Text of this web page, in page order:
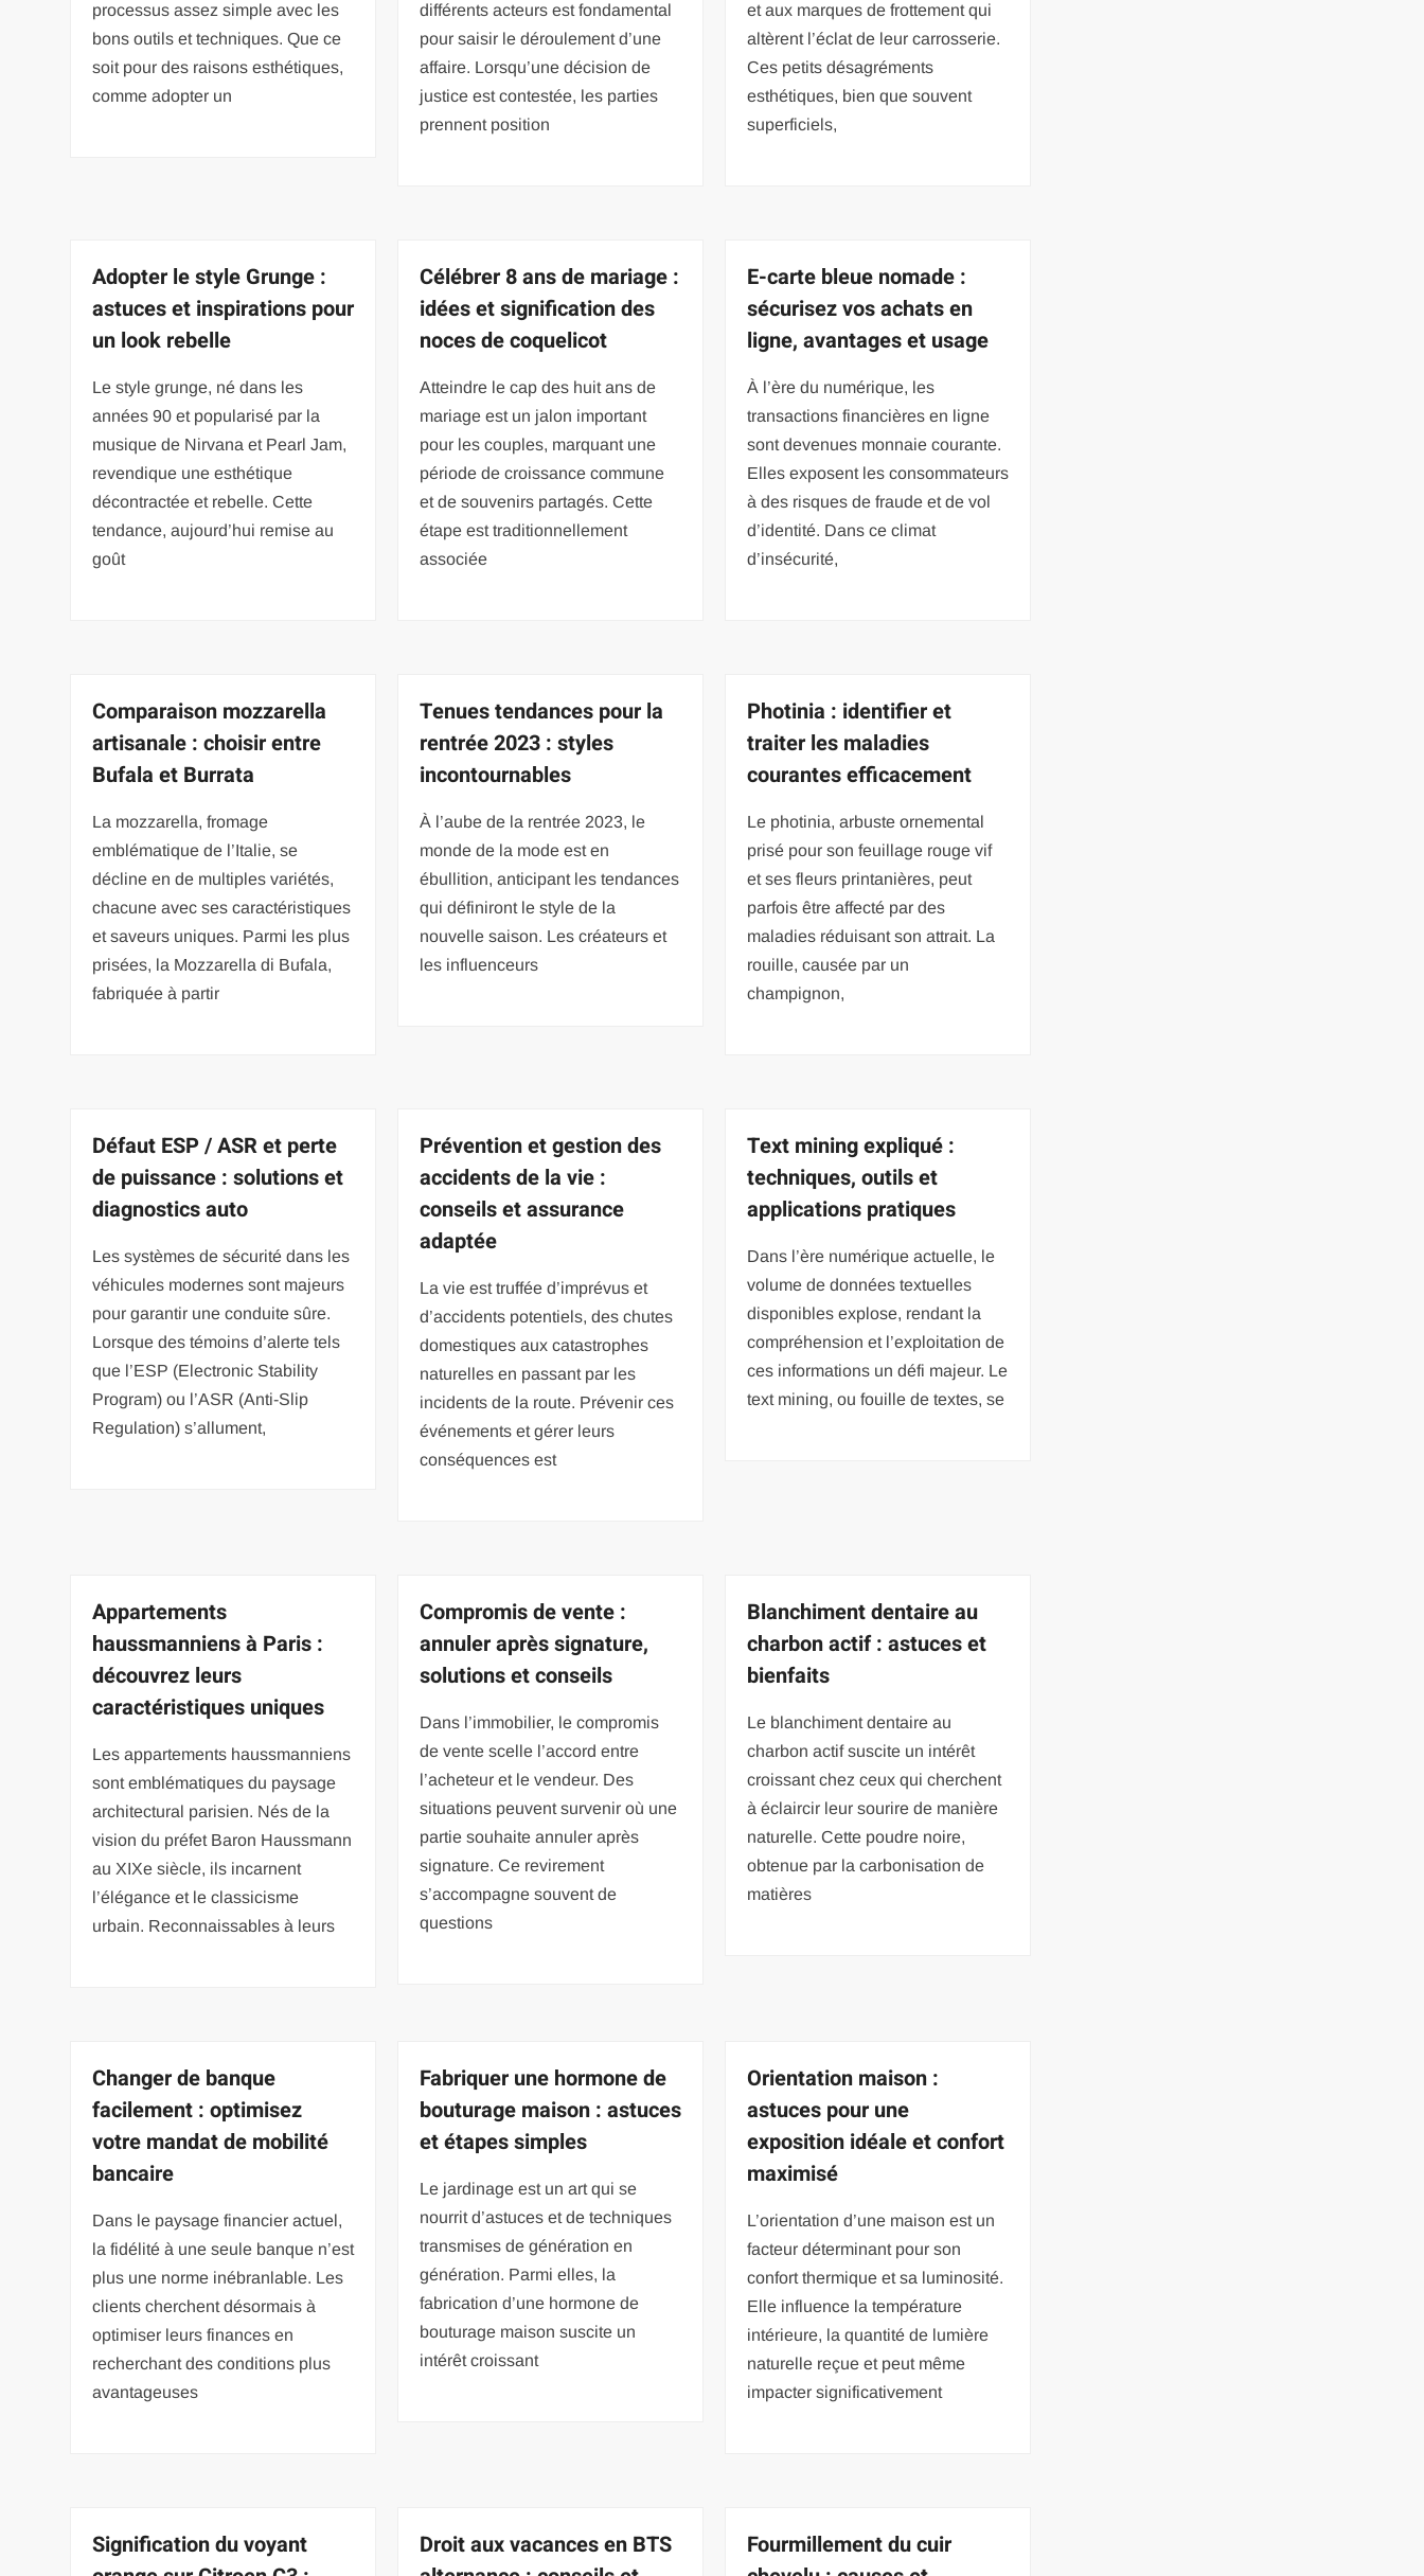
processus assez simple avec les
bons outils et techniques. Que ce
soit pour des raisons esthétiques,
comme adopter un
différents acteurs est fondamental
pour saisir le déroulement d’une
affaire. Lorsqu’une décision de
justice est contestée, les parties
prennent position
et aux marques de frottement qui
altèrent l’éclat de leur carrosserie.
Ces petits désagréments
esthétiques, bien que souvent
superficiels,
Adopter le style Grunge :
astuces et inspirations pour
un look rebelle
Le style grunge, né dans les
années 90 et popularisé par la
musique de Nirvana et Pearl Jam,
revendique une esthétique
décontractée et rebelle. Cette
tendance, aujourd’hui remise au
goût
Célébrer 8 ans de mariage :
idées et signification des
noces de coquelicot
Atteindre le cap des huit ans de
mariage est un jalon important
pour les couples, marquant une
période de croissance commune
et de souvenirs partagés. Cette
étape est traditionnellement
associée
E-carte bleue nomade :
sécurisez vos achats en
ligne, avantages et usage
À l’ère du numérique, les
transactions financières en ligne
sont devenues monnaie courante.
Elles exposent les consommateurs
à des risques de fraude et de vol
d’identité. Dans ce climat
d’insécurité,
Comparaison mozzarella
artisanale : choisir entre
Bufala et Burrata
La mozzarella, fromage
emblématique de l’Italie, se
décline en de multiples variétés,
chacune avec ses caractéristiques
et saveurs uniques. Parmi les plus
prisées, la Mozzarella di Bufala,
fabriquée à partir
Tenues tendances pour la
rentrée 2023 : styles
incontournables
À l’aube de la rentrée 2023, le
monde de la mode est en
ébullition, anticipant les tendances
qui définiront le style de la
nouvelle saison. Les créateurs et
les influenceurs
Photinia : identifier et
traiter les maladies
courantes efficacement
Le photinia, arbuste ornemental
prisé pour son feuillage rouge vif
et ses fleurs printanières, peut
parfois être affecté par des
maladies réduisant son attrait. La
rouille, causée par un
champignon,
Défaut ESP / ASR et perte
de puissance : solutions et
diagnostics auto
Les systèmes de sécurité dans les
véhicules modernes sont majeurs
pour garantir une conduite sûre.
Lorsque des témoins d’alerte tels
que l’ESP (Electronic Stability
Program) ou l’ASR (Anti-Slip
Regulation) s’allument,
Prévention et gestion des
accidents de la vie :
conseils et assurance
adaptée
La vie est truffée d’imprévus et
d’accidents potentiels, des chutes
domestiques aux catastrophes
naturelles en passant par les
incidents de la route. Prévenir ces
événements et gérer leurs
conséquences est
Text mining expliqué :
techniques, outils et
applications pratiques
Dans l’ère numérique actuelle, le
volume de données textuelles
disponibles explose, rendant la
compréhension et l’exploitation de
ces informations un défi majeur. Le
text mining, ou fouille de textes, se
Appartements
haussmanniens à Paris :
découvrez leurs
caractéristiques uniques
Les appartements haussmanniens
sont emblématiques du paysage
architectural parisien. Nés de la
vision du préfet Baron Haussmann
au XIXe siècle, ils incarnent
l’élégance et le classicisme
urbain. Reconnaissables à leurs
Compromis de vente :
annuler après signature,
solutions et conseils
Dans l’immobilier, le compromis
de vente scelle l’accord entre
l’acheteur et le vendeur. Des
situations peuvent survenir où une
partie souhaite annuler après
signature. Ce revirement
s’accompagne souvent de
questions
Blanchiment dentaire au
charbon actif : astuces et
bienfaits
Le blanchiment dentaire au
charbon actif suscite un intérêt
croissant chez ceux qui cherchent
à éclaircir leur sourire de manière
naturelle. Cette poudre noire,
obtenue par la carbonisation de
matières
Changer de banque
facilement : optimisez
votre mandat de mobilité
bancaire
Dans le paysage financier actuel,
la fidélité à une seule banque n’est
plus une norme inébranlable. Les
clients cherchent désormais à
optimiser leurs finances en
recherchant des conditions plus
avantageuses
Fabriquer une hormone de
bouturage maison : astuces
et étapes simples
Le jardinage est un art qui se
nourrit d’astuces et de techniques
transmises de génération en
génération. Parmi elles, la
fabrication d’une hormone de
bouturage maison suscite un
intérêt croissant
Orientation maison :
astuces pour une
exposition idéale et confort
maximisé
L’orientation d’une maison est un
facteur déterminant pour son
confort thermique et sa luminosité.
Elle influence la température
intérieure, la quantité de lumière
naturelle reçue et peut même
impacter significativement
Signification du voyant
Droit aux vacances en BTS
Fourmillement du cuir